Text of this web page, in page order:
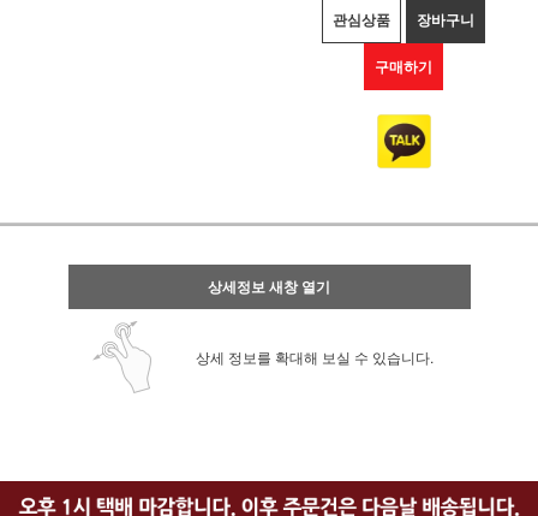
관심상품 장바구니
구매하기
상세정보 새창 열기
상세 정보를 확대해 보실 수 있습니다.